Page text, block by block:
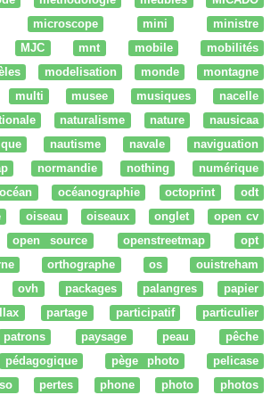
microscope mini
ministre
MJC mnt mobile
mobilités
modelisation monde
montagne
multi musee musiques
nacelle
naturalisme nature
nausicaa
nautisme navale
naviguation
normandie nothing
numérique
océan océanographie octoprint
odt
oiseau oiseaux onglet
open cv
open source openstreetmap
opt
orthographe os
ouistreham
ovh packages palangres
papier
partage participatif
particulier
patrons paysage peau
pêche
pédagogique pège photo
pelicase
pertes phone photo
photos